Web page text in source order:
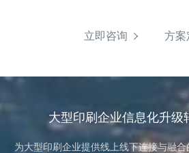
立即咨询 方案
大型印刷企业信息化升级
为大型印刷企业提供线上线下连接与融